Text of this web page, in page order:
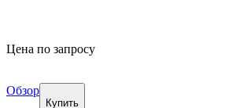
Цена по запросу
Обзор
Купить